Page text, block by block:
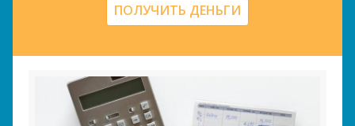
ПОЛУЧИТЬ ДЕНЬГИ